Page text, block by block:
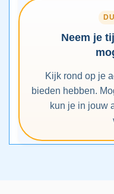
Neem je
Kijk rond op je
bieden hebben.
kun je in jouw